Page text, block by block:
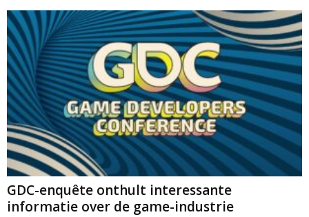
GDC-enquête onthult interessante
informatie over de game-industrie